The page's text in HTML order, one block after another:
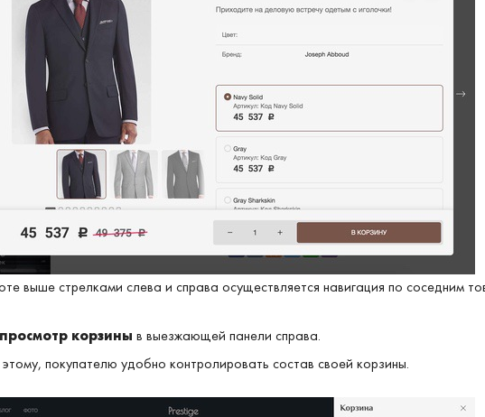
выше стрелками слева и справа осуществляется навигация по соседним
корзины в выезжающей панели справа.
покупателю удобно контролировать состав своей корзины.